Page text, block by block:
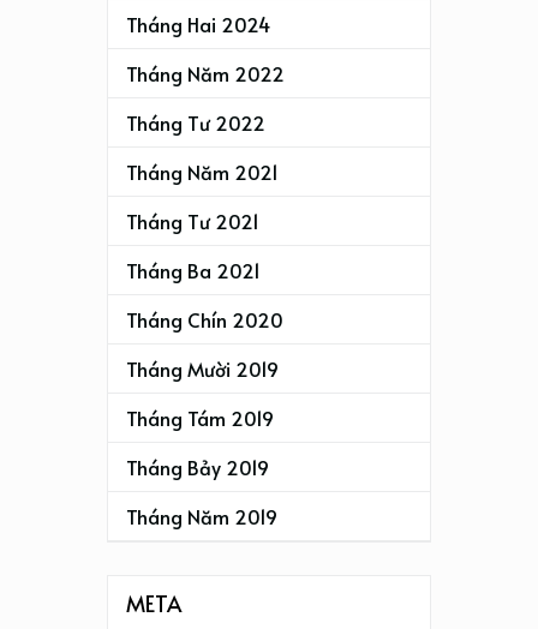
Tháng Hai 2024
Tháng Năm 2022
Tháng Tư 2022
Tháng Năm 2021
Tháng Tư 2021
Tháng Ba 2021
Tháng Chín 2020
Tháng Mười 2019
Tháng Tám 2019
Tháng Bảy 2019
Tháng Năm 2019
META